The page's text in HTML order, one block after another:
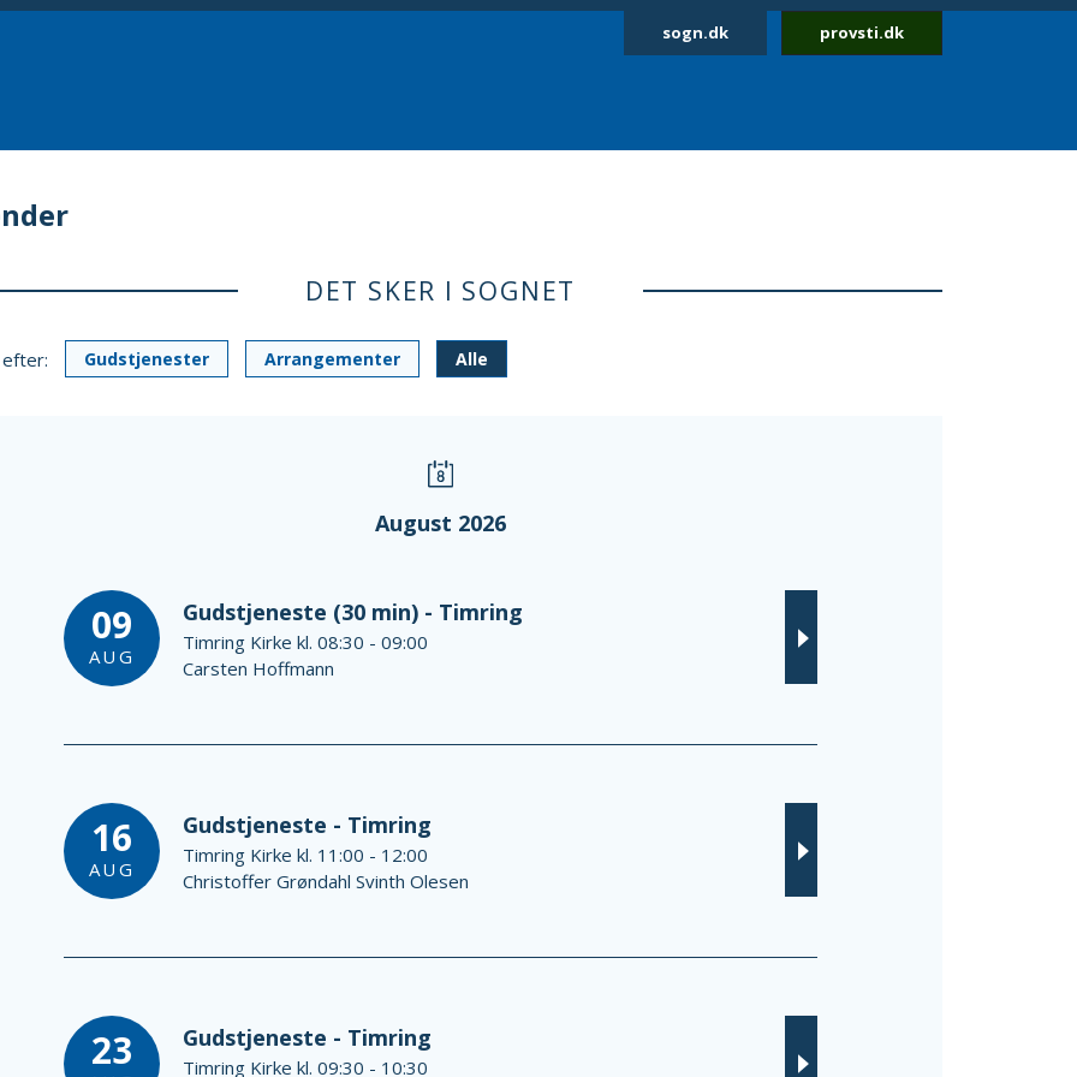
sogn.dk provsti.dk
DET SKER I SOGNET
Gudstjenester Arrangementer Alle
August 2026
09
AUG
Gudstjeneste (30 min) - Timring
Timring Kirke kl. 08:30 - 09:00
Carsten Hoffmann
16
AUG
Gudstjeneste - Timring
Timring Kirke kl. 11:00 - 12:00
Christoffer Grøndahl Svinth Olesen
23 Gudstjeneste - Timring
Timring Kirke kl. 09:30 - 10:30